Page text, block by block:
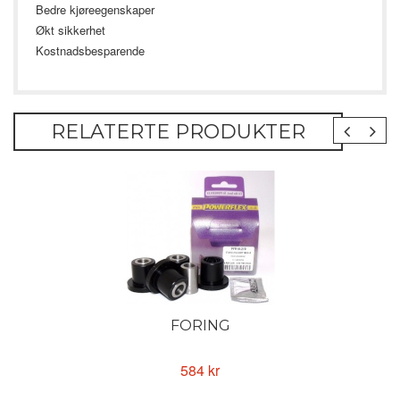
Bedre kjøreegenskaper
Økt sikkerhet
Kostnadsbesparende
RELATERTE PRODUKTER
FORING
584 kr